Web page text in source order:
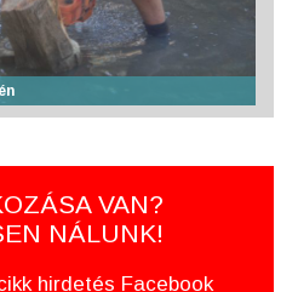
VAN?
NÁLUNK!
hirdetés Facebook